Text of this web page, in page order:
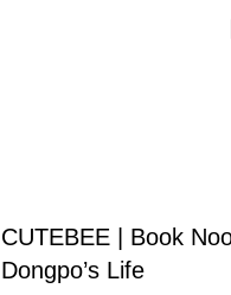
CUTEBEE | Book
Dongpo’s Life